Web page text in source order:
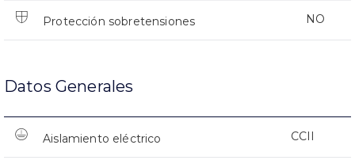
Protección sobretensiones NO
Datos Generales
Aislamiento eléctrico CCII